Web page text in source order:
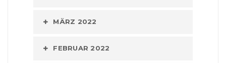
MÄRZ 2022
FEBRUAR 2022